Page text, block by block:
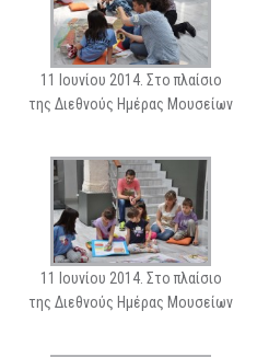
11 Ιουνίου 2014. Στο πλαίσιο
της Διεθνούς Ημέρας Μουσείων
11 Ιουνίου 2014. Στο πλαίσιο
της Διεθνούς Ημέρας Μουσείων